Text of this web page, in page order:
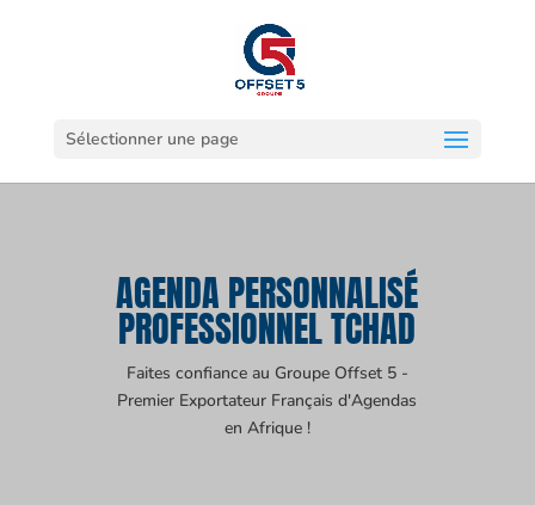
Sélectionner une page
AGENDA PERSONNALISÉ
PROFESSIONNEL TCHAD
Faites confiance au Groupe Offset 5 -
Premier Exportateur Français d'Agendas
en Afrique !